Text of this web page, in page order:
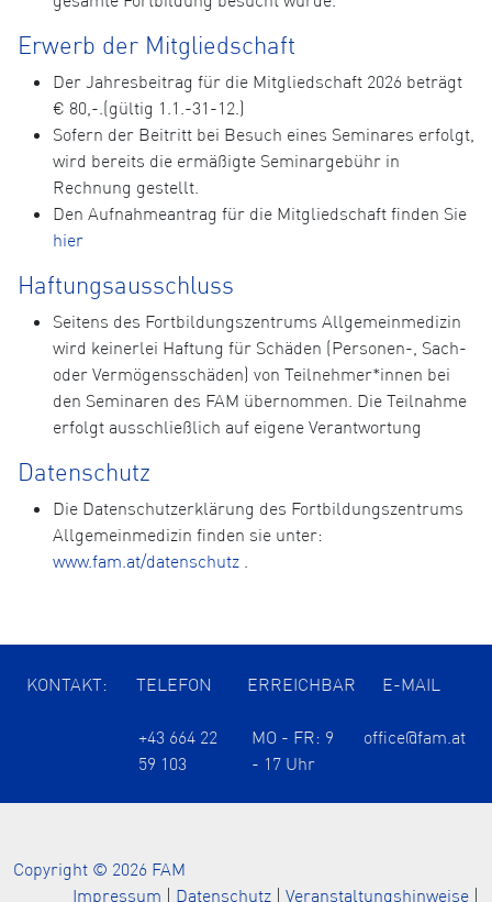
Erwerb der Mitgliedschaft
Der Jahresbeitrag für die Mitgliedschaft 2026 beträgt
€ 80,-.(gültig 1.1.-31-12.)
Sofern der Beitritt bei Besuch eines Seminares erfolgt,
wird bereits die ermäßigte Seminargebühr in
Rechnung gestellt.
Den Aufnahmeantrag für die Mitgliedschaft finden Sie
hier
Haftungsausschluss
Seitens des Fortbildungszentrums Allgemeinmedizin
wird keinerlei Haftung für Schäden (Personen-, Sach-
oder Vermögensschäden) von Teilnehmer*innen bei
den Seminaren des FAM übernommen. Die Teilnahme
erfolgt ausschließlich auf eigene Verantwortung
Datenschutz
Die Datenschutzerklärung des Fortbildungszentrums
Allgemeinmedizin finden sie unter:
www.fam.at/datenschutz .
KONTAKT: TELEFON ERREICHBAR E-MAIL
+43 664 22
59 103
MO - FR: 9
- 17 Uhr
office@fam.at
Copyright © 2026 FAM
Impressum
Datenschutz Veranstaltungshinweise